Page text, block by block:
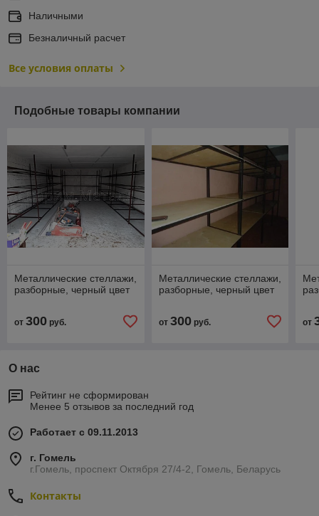
Наличными
Безналичный расчет
Все условия оплаты
Подобные товары компании
Металлические стеллажи,
разборные, черный цвет
от 300 руб.
Металлические стеллажи,
разборные, черный цвет
от 300руб. от
О нас
Рейтинг не сформирован
Менее 5 отзывов за последний год
Работает с 09.11.2013
г. Гомель
г.Гомель, проспект Октября 27/4-2, Гомель, Беларусь
Контакты